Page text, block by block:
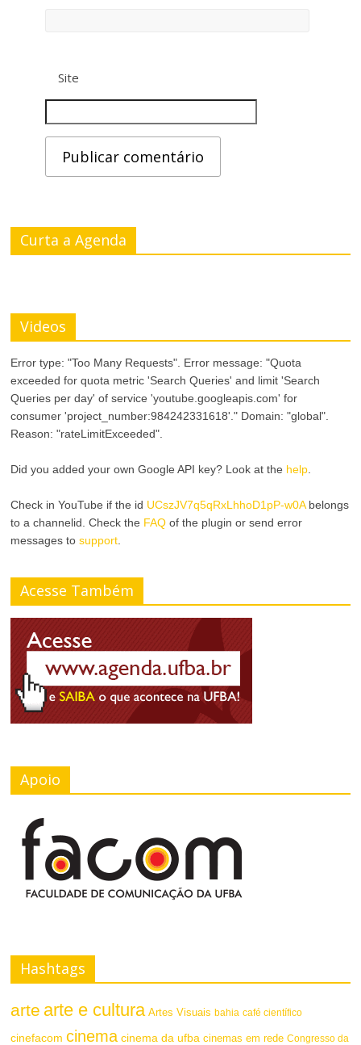
Site
Curta a Agenda
Videos
Error type: "Too Many Requests". Error message: "Quota
exceeded for quota metric 'Search Queries' and limit 'Search
Queries per day' of service 'youtube.googleapis.com' for
consumer 'project_number:984242331618'." Domain: "global".
Reason: "rateLimitExceeded".
Did you added your own Google API key? Look at the help
Check in YouTube if the id UCszJV7q5qRxLhhoD1pP-w0Abelongs
to a channelid. Check the FAQ of the plugin or send error
messages tosupport
Acesse Também
Apoio
Hashtags
arte arte e cultura Artes Visuais bahia café científico
cinefacom cinema cinema da ufba cinemas em rede Congresso da